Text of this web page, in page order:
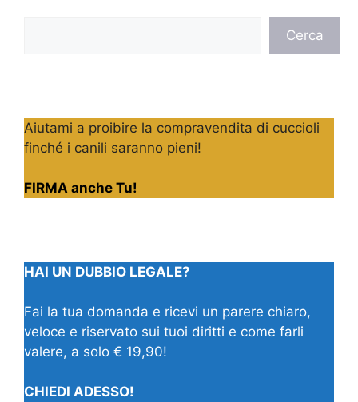
Cerca
Aiutami a proibire la compravendita di cuccioli
finché i canili saranno pieni!
FIRMA anche Tu!
HAI UN DUBBIO LEGALE?
Fai la tua domanda e ricevi un parere chiaro,
veloce e riservato sui tuoi diritti e come farli
valere, a solo € 19,90!
CHIEDI ADESSO!